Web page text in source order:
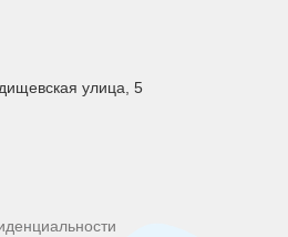
улица, 5